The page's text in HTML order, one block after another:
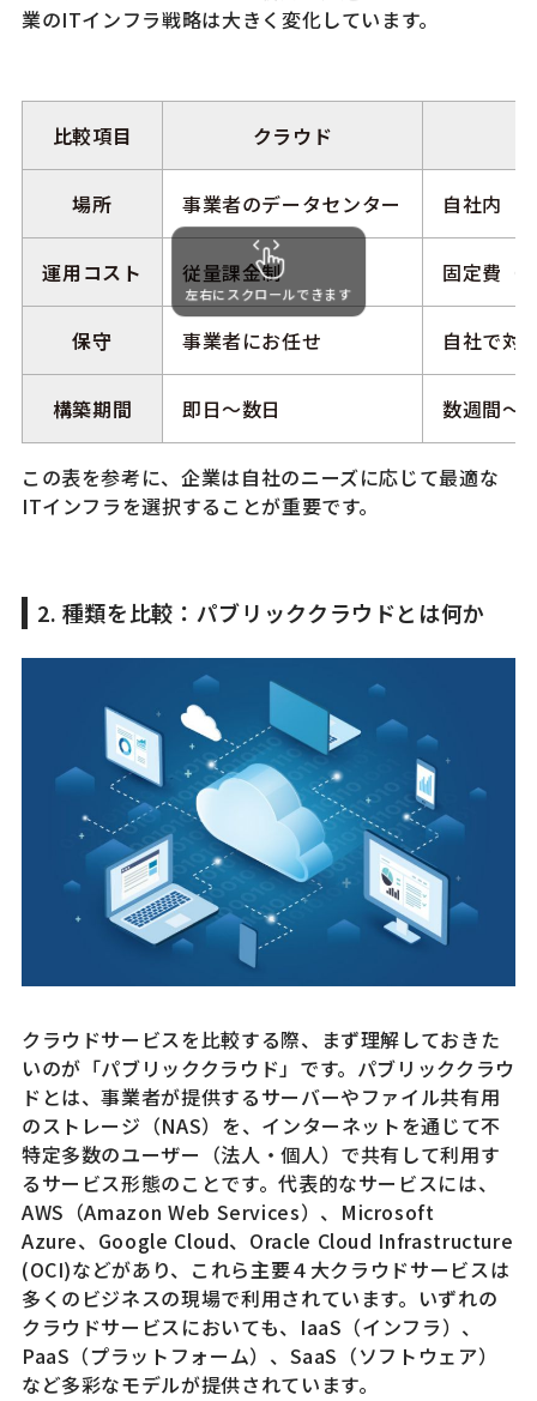
業のITインフラ戦略は大きく変化しています。
比較項目 クラウド
場所 事業者のデータセンター 自社内
運用コスト 従量課金制 固定費（
保守 事業者にお任せ 自社で対
構築期間 即日〜数日 数週間〜
左右にスクロールできます
この表を参考に、企業は自社のニーズに応じて最適な
ITインフラを選択することが重要です。
2. 種類を比較：パブリッククラウドとは何か
クラウドサービスを比較する際、まず理解しておきた
いのが「パブリッククラウド」です。パブリッククラウ
ドとは、事業者が提供するサーバーやファイル共有用
のストレージ（NAS）を、インターネットを通じて不
特定多数のユーザー（法人・個人）で共有して利用す
るサービス形態のことです。代表的なサービスには、
AWS（Amazon Web Services）、Microsoft
Azure、Google Cloud、Oracle Cloud Infrastructure
(OCI)などがあり、これら主要４大クラウドサービスは
多くのビジネスの現場で利用されています。いずれの
クラウドサービスにおいても、IaaS（インフラ）、
PaaS（プラットフォーム）、SaaS（ソフトウェア）
など多彩なモデルが提供されています。